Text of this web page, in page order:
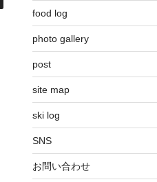
food log
photo gallery
post
site map
ski log
SNS
お問い合わせ